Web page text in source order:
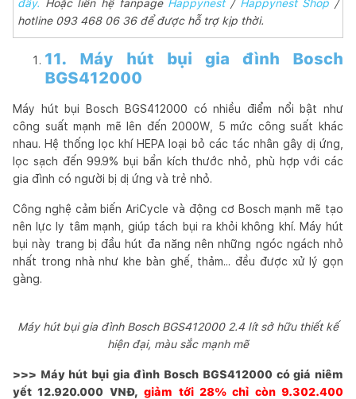
đây. Hoặc liên hệ fanpage Happynest/ Happynest Shop /
hotline 093 468 06 36 để được hỗ trợ kịp thời.
11. Máy hút bụi gia đình Bosch
BGS412000
Máy hút bụi Bosch BGS412000 có nhiều điểm nổi bật như
công suất mạnh mẽ lên đến 2000W, 5 mức công suất khác
nhau. Hệ thống lọc khí HEPA loại bỏ các tác nhân gây dị ứng,
lọc sạch đến 99.9% bụi bẩn kích thước nhỏ, phù hợp với các
gia đình có người bị dị ứng và trẻ nhỏ.
Công nghệ cảm biến AriCycle và động cơ Bosch mạnh mẽ tạo
nên lực ly tâm mạnh, giúp tách bụi ra khỏi không khí. Máy hút
bụi này trang bị đầu hút đa năng nên những ngóc ngách nhỏ
nhất trong nhà như khe bàn ghế, thảm... đều được xử lý gọn
gàng.
Máy hút bụi gia đình Bosch BGS412000 2.4 lít sở hữu thiết kế
hiện đại, màu sắc mạnh mẽ
>>> Máy hút bụi gia đình Bosch BGS412000 có giá niêm
yết 12.920.000 VNĐ,giảm tới 28% chỉ còn 9.302.400